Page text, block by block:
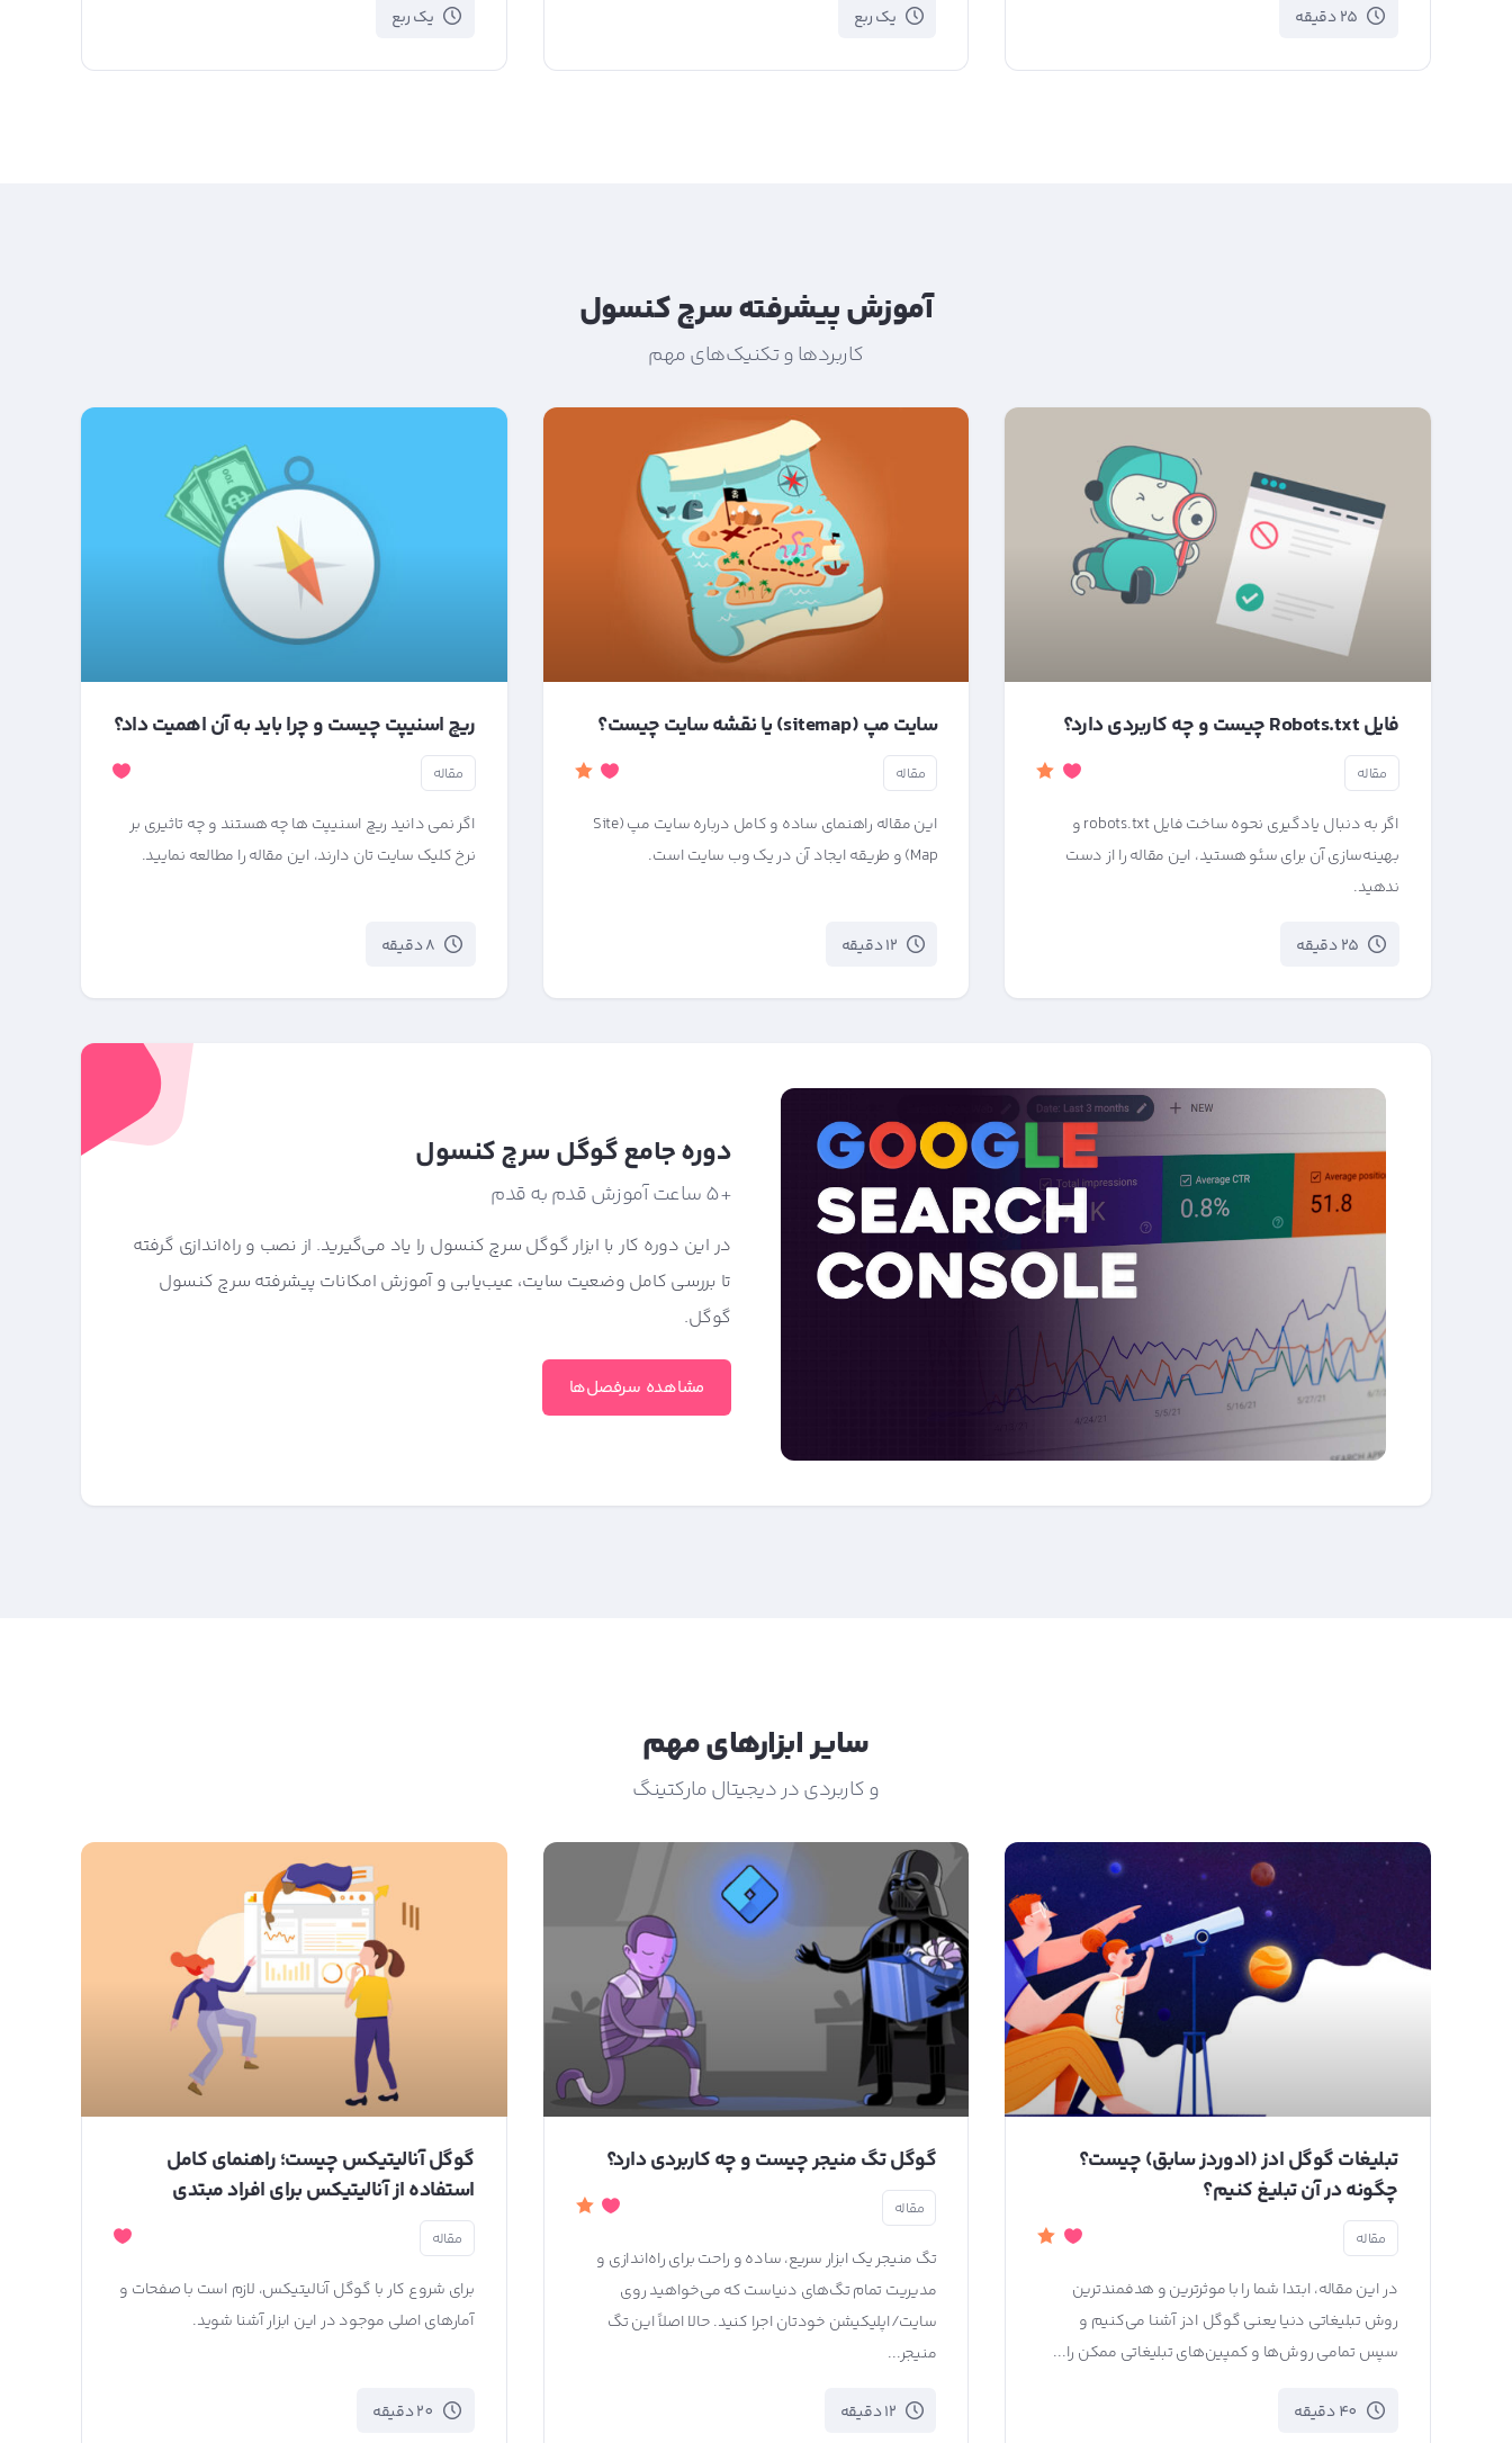
25 دقیقه یک ربع یک ربع
آموزش پیشرفته سرچ کنسول
کاربردها و تکنیک‌های مهم
فایل Robots.txt چیست و چه کاربردی دارد؟
مقاله
اگر به دنبال یادگیری نحوه ساخت فایل robots.txt و
بهینه‌سازی آن برای سئو هستید، این مقاله را از دست
ندهید.
25 دقیقه
سایت مپ (sitemap) یا نقشه سایت چیست؟
مقاله
این مقاله راهنمای ساده و کامل درباره سایت مپ (Site
Map) و طریقه ایجاد آن در یک وب سایت است.
12 دقیقه
ریچ اسنیپت چیست و چرا باید به آن اهمیت داد؟
مقاله
اگر نمی دانید ریچ اسنیپت ها چه هستند و چه تاثیری بر
نرخ کلیک سایت تان دارند، این مقاله را مطالعه نمایید.
8 دقیقه
دوره جامع گوگل سرچ کنسول
+5 ساعت آموزش قدم به قدم
در این دوره کار با ابزار گوگل سرچ کنسول را یاد می‌گیرید. از نصب و راه‌اندازی گرفته
تا بررسی کامل وضعیت سایت، عیب‌یابی و آموزش امکانات پیشرفته سرچ کنسول
گوگل.
مشاهده سرفصل‌ها
سایر ابزارهای مهم
و کاربردی در دیجیتال مارکتینگ
تبلیغات گوگل ادز (ادوردز سابق) چیست؟
چگونه در آن تبلیغ کنیم؟
مقاله
در این مقاله، ابتدا شما را با موثرترین و هدفمندترین
روش تبلیغاتی دنیا یعنی گوگل ادز آشنا می‌کنیم و
سپس تمامی روش‌ها و کمپین‌های تبلیغاتی ممکن را...
40 دقیقه
گوگل تگ منیجر چیست و چه کاربردی دارد؟
مقاله
تگ منیجر یک ابزار سریع‌، ساده و راحت برای راه‌اندازی و
مدیریت تمام تگ‌های دنیاست که می‌خواهید روی
سایت/اپلیکیشن خودتان اجرا کنید. حالا اصلاً این تگ
منیجر...
12 دقیقه
گوگل آنالیتیکس چیست؛ راهنمای کامل
استفاده از آنالیتیکس برای افراد مبتدی
مقاله
برای شروع کار با گوگل آنالیتیکس، لازم است با صفحات و
آمارهای اصلی موجود در این ابزار آشنا شوید.
20 دقیقه